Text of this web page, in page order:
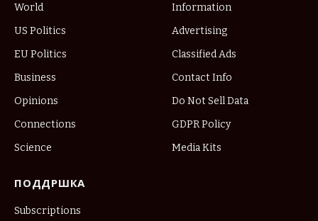
World
US Politics
EU Politics
Business
Opinions
Connections
Science
Information
Advertising
Classified Ads
Contact Info
Do Not Sell Data
GDPR Policy
Media Kits
ПОДДРШКА
Subscriptions